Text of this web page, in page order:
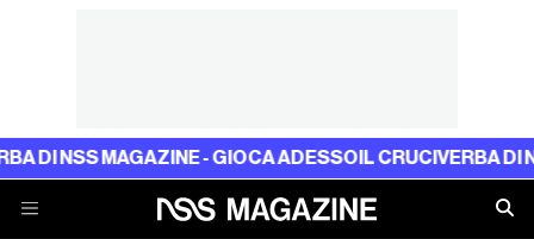
MAGAZINE - GIOCA ADESSOIL CRUCIVERBA DI NSS